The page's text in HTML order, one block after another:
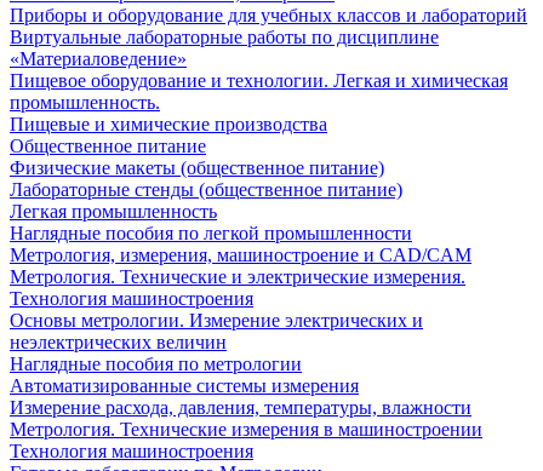
Приборы и оборудование для учебных классов и лабораторий
Виртуальные лабораторные работы по дисциплине
«Материаловедение»
Пищевое оборудование и технологии. Легкая и химическая
промышленность.
Пищевые и химические производства
Общественное питание
Физические макеты (общественное питание)
Лабораторные стенды (общественное питание)
Легкая промышленность
Наглядные пособия по легкой промышленности
Метрология, измерения, машиностроение и CAD/CAM
Метрология. Технические и электрические измерения.
Технология машиностроения
Основы метрологии. Измерение электрических и
неэлектрических величин
Наглядные пособия по метрологии
Автоматизированные системы измерения
Измерение расхода, давления, температуры, влажности
Метрология. Технические измерения в машиностроении
Технология машиностроения